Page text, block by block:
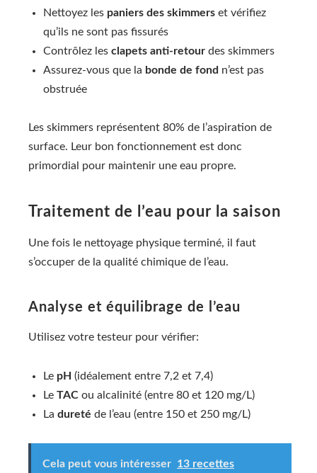
Nettoyez les paniers des skimmers et vérifiez
qu’ils ne sont pas fissurés
Contrôlez les clapets anti-retour des skimmers
Assurez-vous que la bonde de fond n’est pas
obstruée
Les skimmers représentent 80% de l’aspiration de
surface. Leur bon fonctionnement est donc
primordial pour maintenir une eau propre.
Traitement de l’eau pour la saison
Une fois le nettoyage physique terminé, il faut
s’occuper de la qualité chimique de l’eau.
Analyse et équilibrage de l’eau
Utilisez votre testeur pour vérifier:
Le pH (idéalement entre 7,2 et 7,4)
Le TAC ou alcalinité (entre 80 et 120 mg/L)
La dureté de l’eau (entre 150 et 250 mg/L)
Cela peut vous intéresser 13 recettes